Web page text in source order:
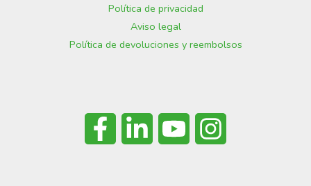
Política de privacidad
Aviso legal
Política de devoluciones y reembolsos